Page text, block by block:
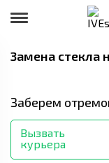
Замена стекла
Заберем
Вызвать
курьера